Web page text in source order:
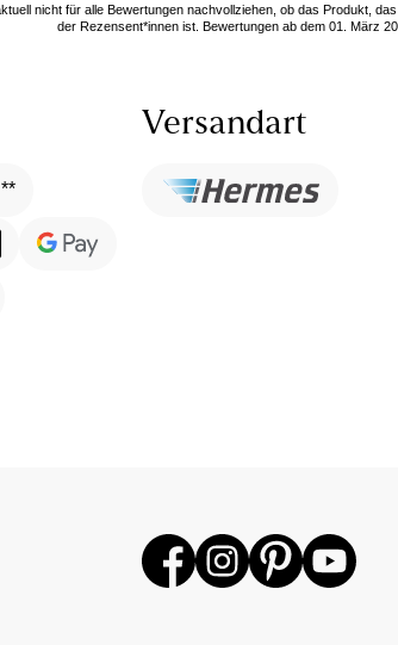
nicht für alle Bewertungen nachvollziehen, ob das Produkt,
der Rezensent*innen ist. Bewertungen ab dem 01. März
Versandart